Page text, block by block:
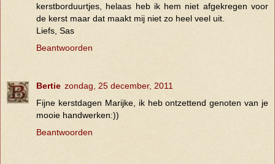
kerstborduurtjes, helaas heb ik hem niet afgekregen voor
de kerst maar dat maakt mij niet zo heel veel uit.
Liefs, Sas
Beantwoorden
Bertie zondag, 25 december, 2011
Fijne kerstdagen Marijke, ik heb ontzettend genoten van je
mooie handwerken:))
Beantwoorden